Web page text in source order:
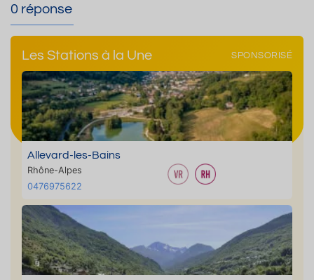
0 réponse
Les Stations à la Une SPONSORISÉ
Allevard-les-Bains
Rhône-Alpes
0476975622